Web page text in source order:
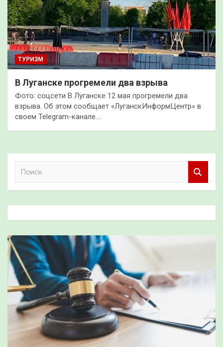
ТУРИЗМ
В Луганске прогремели два взрыва
Фото: соцсети В Луганске 12 мая прогремели два
взрыва. Об этом сообщает «ЛуганскИнформЦентр» в
своем Telegram-канале.…
к